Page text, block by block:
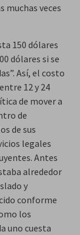
muchas veces
150 dólares
dólares si se
Así, el costo
12 y 24
de mover a
de
de sus
legales
Antes
alrededor
y
conforme
los
uno cuesta